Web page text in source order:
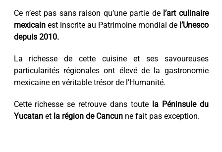
Ce n’est pas sans raison qu’une partie de l’art culinaire
mexicainest inscrite au Patrimoine mondial de l’Unesco
depuis 2010.
La richesse de cette cuisine et ses savoureuses
particularités régionales ont élevé de la gastronomie
mexicaine en véritable trésor de l’Humanité.
Cette richesse se retrouve dans toute la Péninsule du
Yucatanet la région de Cancunne fait pas exception.